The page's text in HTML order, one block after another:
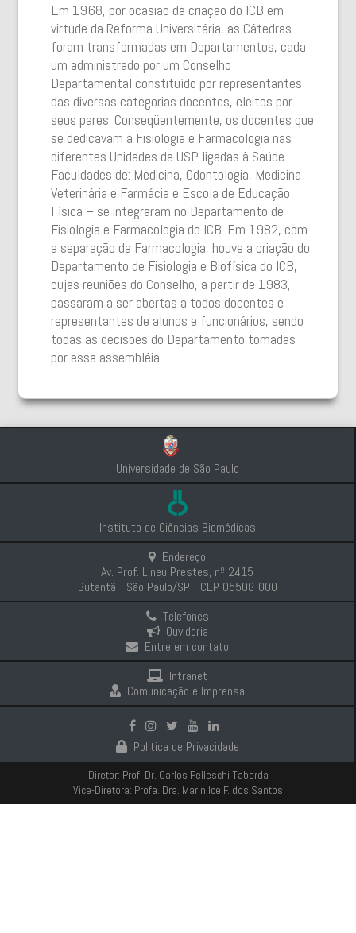
Em 1968, por ocasião da criação do ICB em
virtude da Reforma Universitária, as Cátedras
foram transformadas em Departamentos, cada
um administrado por um Conselho
Departamental constituído por representantes
das diversas categorias docentes, eleitos por
seus pares. Conseqüentemente, os docentes que
se dedicavam à Fisiologia e Farmacologia nas
diferentes Unidades da USP ligadas à Saúde –
Faculdades de: Medicina, Odontologia, Medicina
Veterinária e Farmácia e Escola de Educação
Física – se integraram no Departamento de
Fisiologia e Farmacologia do ICB. Em 1982, com
a separação da Farmacologia, houve a criação do
Departamento de Fisiologia e Biofísica do ICB,
cujas reuniões do Conselho, a partir de 1983,
passaram a ser abertas a todos docentes e
representantes de alunos e funcionários, sendo
todas as decisões do Departamento tomadas
por essa assembléia.
Universidade de São Paulo
Instituto de Ciências Biomédicas
Endereço
Av. Prof. Lineu Prestes, nº 2415
Butantã - São Paulo/SP - CEP 05508-000
Telefones
Ouvidoria
Entre em contato
Intranet
Comunicação e Imprensa
Politica de Privacidade
Diretor: Prof. Dr. Carlos Pelleschi Taborda
Vice-Diretora: Profa. Dra. Marinilce F. dos Santos